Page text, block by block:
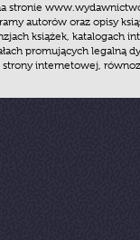
stronie
autorów oraz opisy
książek, katalogach
promujących legalną
strony internetowej,